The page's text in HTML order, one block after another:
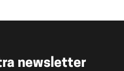
newsletter